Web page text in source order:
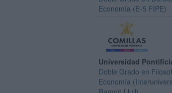
Economía (E-5 FIPE)
Universidad
Doble Grado en
Economía